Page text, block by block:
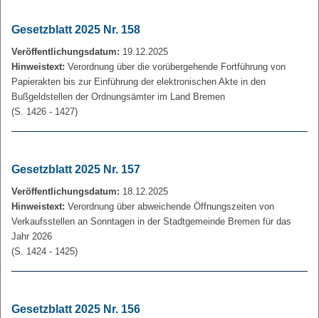
Gesetzblatt 2025 Nr. 158
Veröffentlichungsdatum: 19.12.2025
Hinweistext: Verordnung über die vorübergehende Fortführung von
Papierakten bis zur Einführung der elektronischen Akte in den
Bußgeldstellen der Ordnungsämter im Land Bremen
(S. 1426 - 1427)
Gesetzblatt 2025 Nr. 157
Veröffentlichungsdatum: 18.12.2025
Hinweistext: Verordnung über abweichende Öffnungszeiten von
Verkaufsstellen an Sonntagen in der Stadtgemeinde Bremen für das
Jahr 2026
(S. 1424 - 1425)
Gesetzblatt 2025 Nr. 156